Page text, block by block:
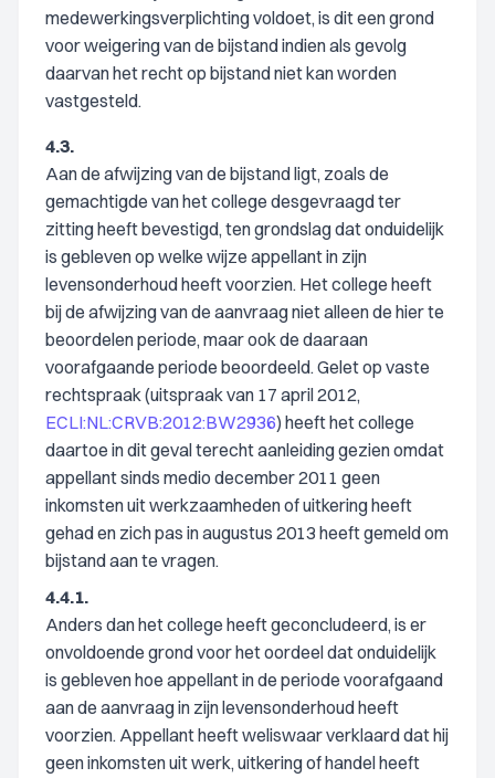
medewerkingsverplichting voldoet, is dit een grond
voor weigering van de bijstand indien als gevolg
daarvan het recht op bijstand niet kan worden
vastgesteld.
4.3.
Aan de afwijzing van de bijstand ligt, zoals de
gemachtigde van het college desgevraagd ter
zitting heeft bevestigd, ten grondslag dat onduidelijk
is gebleven op welke wijze appellant in zijn
levensonderhoud heeft voorzien. Het college heeft
bij de afwijzing van de aanvraag niet alleen de hier te
beoordelen periode, maar ook de daaraan
voorafgaande periode beoordeeld. Gelet op vaste
rechtspraak (uitspraak van 17 april 2012,
ECLI:NL:CRVB:2012:BW2936) heeft het college
daartoe in dit geval terecht aanleiding gezien omdat
appellant sinds medio december 2011 geen
inkomsten uit werkzaamheden of uitkering heeft
gehad en zich pas in augustus 2013 heeft gemeld om
bijstand aan te vragen.
4.4.1.
Anders dan het college heeft geconcludeerd, is er
onvoldoende grond voor het oordeel dat onduidelijk
is gebleven hoe appellant in de periode voorafgaand
aan de aanvraag in zijn levensonderhoud heeft
voorzien. Appellant heeft weliswaar verklaard dat hij
geen inkomsten uit werk, uitkering of handel heeft